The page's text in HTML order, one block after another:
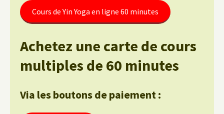
Cours de Yin Yoga en ligne 60 minutes
Achetez une carte de cours
multiples de 60 minutes
Via les boutons de paiement :